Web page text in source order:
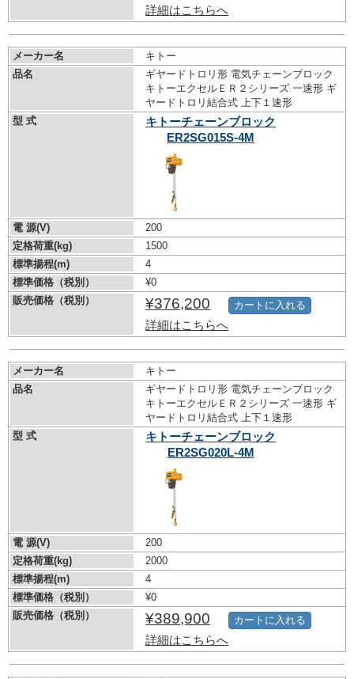
詳細はこちらへ
メーカー名
キトー
品名
ギヤードトロリ形 電気チェーンブロック
キトーエクセルＥＲ２シリーズ 一速形 ギ
ヤードトロリ結合式 上下１速形
型 式
キトーチェーンブロック
ER2SG015S-4M
電 源(V)
200
定格荷重(kg)
1500
標準揚程(m)
4
標準価格（税別）
¥0
販売価格（税別）
¥376,200
詳細はこちらへ
カートに入れる
メーカー名
キトー
品名
ギヤードトロリ形 電気チェーンブロック
キトーエクセルＥＲ２シリーズ 一速形 ギ
ヤードトロリ結合式 上下１速形
型 式
キトーチェーンブロック
ER2SG020L-4M
電 源(V)
200
定格荷重(kg)
2000
標準揚程(m)
4
標準価格（税別）
¥0
販売価格（税別）
¥389,900
詳細はこちらへ
カートに入れる